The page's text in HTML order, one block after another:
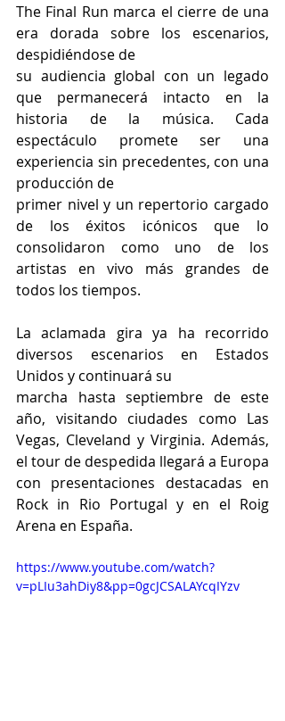
The Final Run marca el cierre de una
era dorada sobre los escenarios,
despidiéndose de
su audiencia global con un legado
que permanecerá intacto en la
historia de la música. Cada
espectáculo promete ser una
experiencia sin precedentes, con una
producción de
primer nivel y un repertorio cargado
de los éxitos icónicos que lo
consolidaron como uno de los
artistas en vivo más grandes de
todos los tiempos.
La aclamada gira ya ha recorrido
diversos escenarios en Estados
Unidos y continuará su
marcha hasta septiembre de este
año, visitando ciudades como Las
Vegas, Cleveland y Virginia. Además,
el tour de despedida llegará a Europa
con presentaciones destacadas en
Rock in Rio Portugal y en el Roig
Arena en España.
https://www.youtube.com/watch?
v=pLIu3ahDiy8&pp=0gcJCSALAYcqIYzv